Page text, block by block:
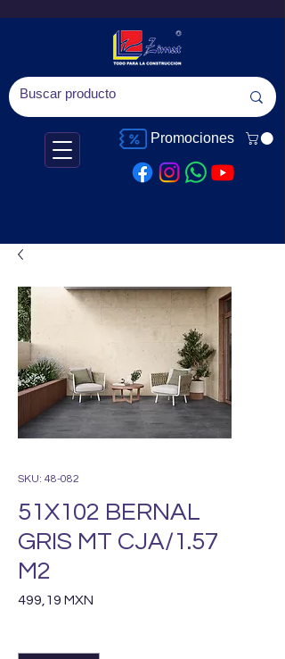
Promociones
SKU: 48-082
51X102 BERNAL
GRIS MT CJA/1.57
M2
499,19 MXN